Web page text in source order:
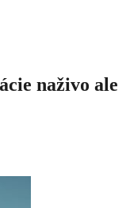
naživo ale